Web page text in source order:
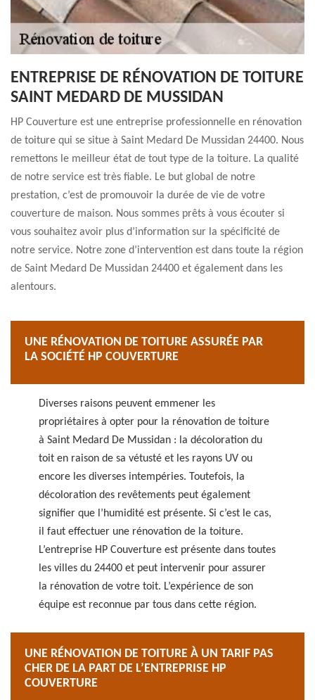
ENTREPRISE DE RÉNOVATION DE TOITURE
SAINT MEDARD DE MUSSIDAN
HP Couverture est une entreprise professionnelle en rénovation
de toiture qui se situe à Saint Medard De Mussidan 24400. Nous
remettons le meilleur état de tout type de la toiture. La qualité
de notre service est très fiable. Le but global de notre
prestation, c’est de promouvoir la durée de vie de votre
couverture de maison. Nous sommes prêts à vous écouter si
vous souhaitez avoir plus d’information sur la spécificité de
notre service. Notre zone d’intervention est dans toute la région
de Saint Medard De Mussidan 24400 et également dans les
alentours.
UNE RÉNOVATION DE TOITURE ASSURÉE PAR
LA SOCIÉTÉ HP COUVERTURE
Diverses raisons peuvent emmener les
propriétaires à opter pour la rénovation de toiture
à Saint Medard De Mussidan : la décoloration du
toit en raison de sa vétusté et les rayons UV ou
encore les diverses intempéries. Toutefois, la
décoloration des revêtements peut également
signifier que l’humidité est présente. Si c’est le cas,
il faut effectuer une rénovation de la toiture.
L’entreprise HP Couverture est présente dans toutes
les villes du 24400 et peut intervenir pour assurer
la rénovation de votre toit. L’expérience de son
équipe est reconnue par tous dans cette région.
UNE RÉNOVATION DE TOITURE À UN TARIF PAS
CHER DE LA PART DE L’ENTREPRISE HP
COUVERTURE